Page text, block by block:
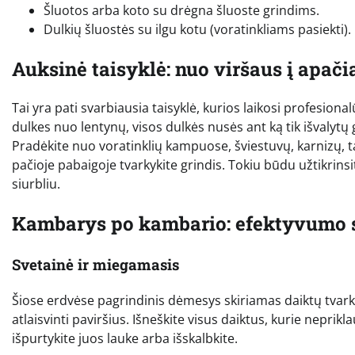
Šluotos arba koto su drėgna šluoste grindims.
Dulkių šluostės su ilgu kotu (voratinkliams pasiekti).
Auksinė taisyklė: nuo viršaus į
Tai yra pati svarbiausia taisyklė, kurios laikosi
dulkes nuo lentynų, visos dulkės nusės ant ką tik
Pradėkite nuo voratinklių kampuose, šviestuvų,
pačioje pabaigoje tvarkykite grindis. Tokiu būdu
siurbliu.
Kambarys po kambario: efektyvumo
Svetainė ir miegamasis
Šiose erdvėse pagrindinis dėmesys skiriamas daiktų
atlaisvinti paviršius. Išneškite visus daiktus, kurie
išpurtykite juos lauke arba išskalbkite.